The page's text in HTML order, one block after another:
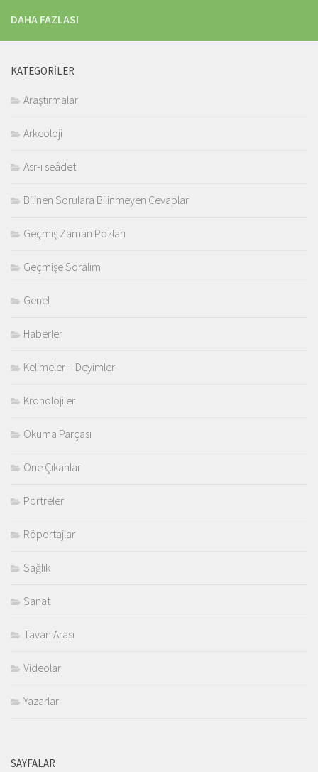
DAHA FAZLASI
KATEGORILER
Araştırmalar
Arkeoloji
Asr-ı seâdet
Bilinen Sorulara Bilinmeyen Cevaplar
Geçmiş Zaman Pozları
Geçmişe Soralım
Genel
Haberler
Kelimeler – Deyimler
Kronolojiler
Okuma Parçası
Öne Çıkanlar
Portreler
Röportajlar
Sağlık
Sanat
Tavan Arası
Videolar
Yazarlar
SAYFALAR